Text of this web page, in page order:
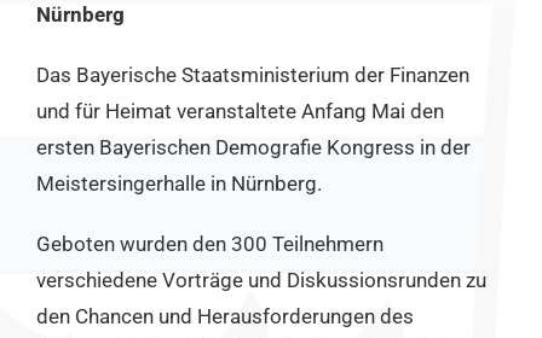
Nürnberg
Das Bayerische Staatsministerium der Finanzen
und für Heimat veranstaltete Anfang Mai den
ersten Bayerischen Demografie Kongress in der
Meistersingerhalle in Nürnberg.
Geboten wurden den 300 Teilnehmern
verschiedene Vorträge und Diskussionsrunden zu
den Chancen und Herausforderungen des